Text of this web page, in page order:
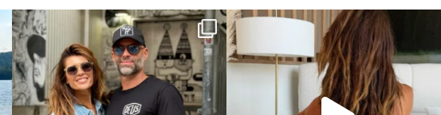
Montréal, une très belle surprise 🇨🇦
J’ai...
441
Le sommeil est essentiel à notre bien-
être… et...
102 14